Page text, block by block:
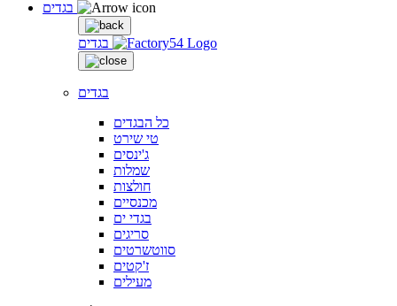
בגדים
בגדים
כל הבגדים
טי שירט
ג'ינסים
שמלות
חולצות
מכנסיים
בגדי ים
סריגים
סווטשרטים
ז'קטים
מעילים